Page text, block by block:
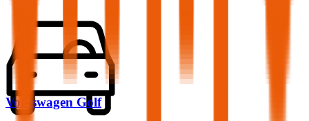
Volkswagen Golf